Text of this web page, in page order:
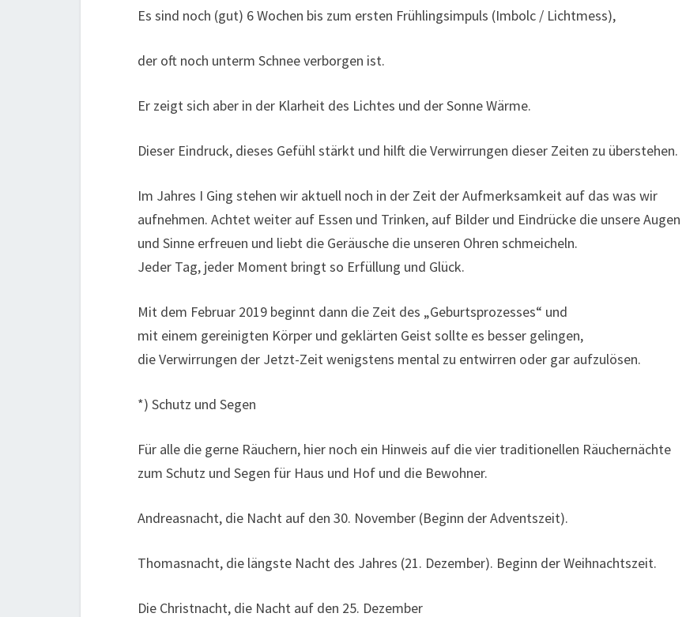
Es sind noch (gut) 6 Wochen bis zum ersten Frühlingsimpuls (Imbolc / Lichtmess),
der oft noch unterm Schnee verborgen ist.
Er zeigt sich aber in der Klarheit des Lichtes und der Sonne Wärme.
Dieser Eindruck, dieses Gefühl stärkt und hilft die Verwirrungen dieser Zeiten zu überstehen.
Im Jahres I Ging stehen wir aktuell noch in der Zeit der Aufmerksamkeit auf das was wir
aufnehmen. Achtet weiter auf Essen und Trinken, auf Bilder und Eindrücke die unsere Augen
und Sinne erfreuen und liebt die Geräusche die unseren Ohren schmeicheln.
Jeder Tag, jeder Moment bringt so Erfüllung und Glück.
Mit dem Februar 2019 beginnt dann die Zeit des „Geburtsprozesses“ und
mit einem gereinigten Körper und geklärten Geist sollte es besser gelingen,
die Verwirrungen der Jetzt-Zeit wenigstens mental zu entwirren oder gar aufzulösen.
*) Schutz und Segen
Für alle die gerne Räuchern, hier noch ein Hinweis auf die vier traditionellen Räuchernächte
zum Schutz und Segen für Haus und Hof und die Bewohner.
Andreasnacht, die Nacht auf den 30. November (Beginn der Adventszeit).
Thomasnacht, die längste Nacht des Jahres (21. Dezember). Beginn der Weihnachtszeit.
Die Christnacht, die Nacht auf den 25. Dezember